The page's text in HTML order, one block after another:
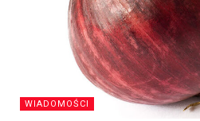
WIADOMOŚCI